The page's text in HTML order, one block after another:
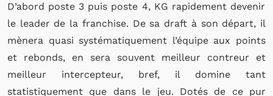
D’abord poste 3 puis poste 4, KG rapidement devenir
le leader de la franchise. De sa draft à son départ, il
mènera quasi systématiquement l’équipe aux points
et rebonds, en sera souvent meilleur contreur et
meilleur intercepteur, bref, il domine tant
statistiquement que dans le jeu. Dotés de ce pur